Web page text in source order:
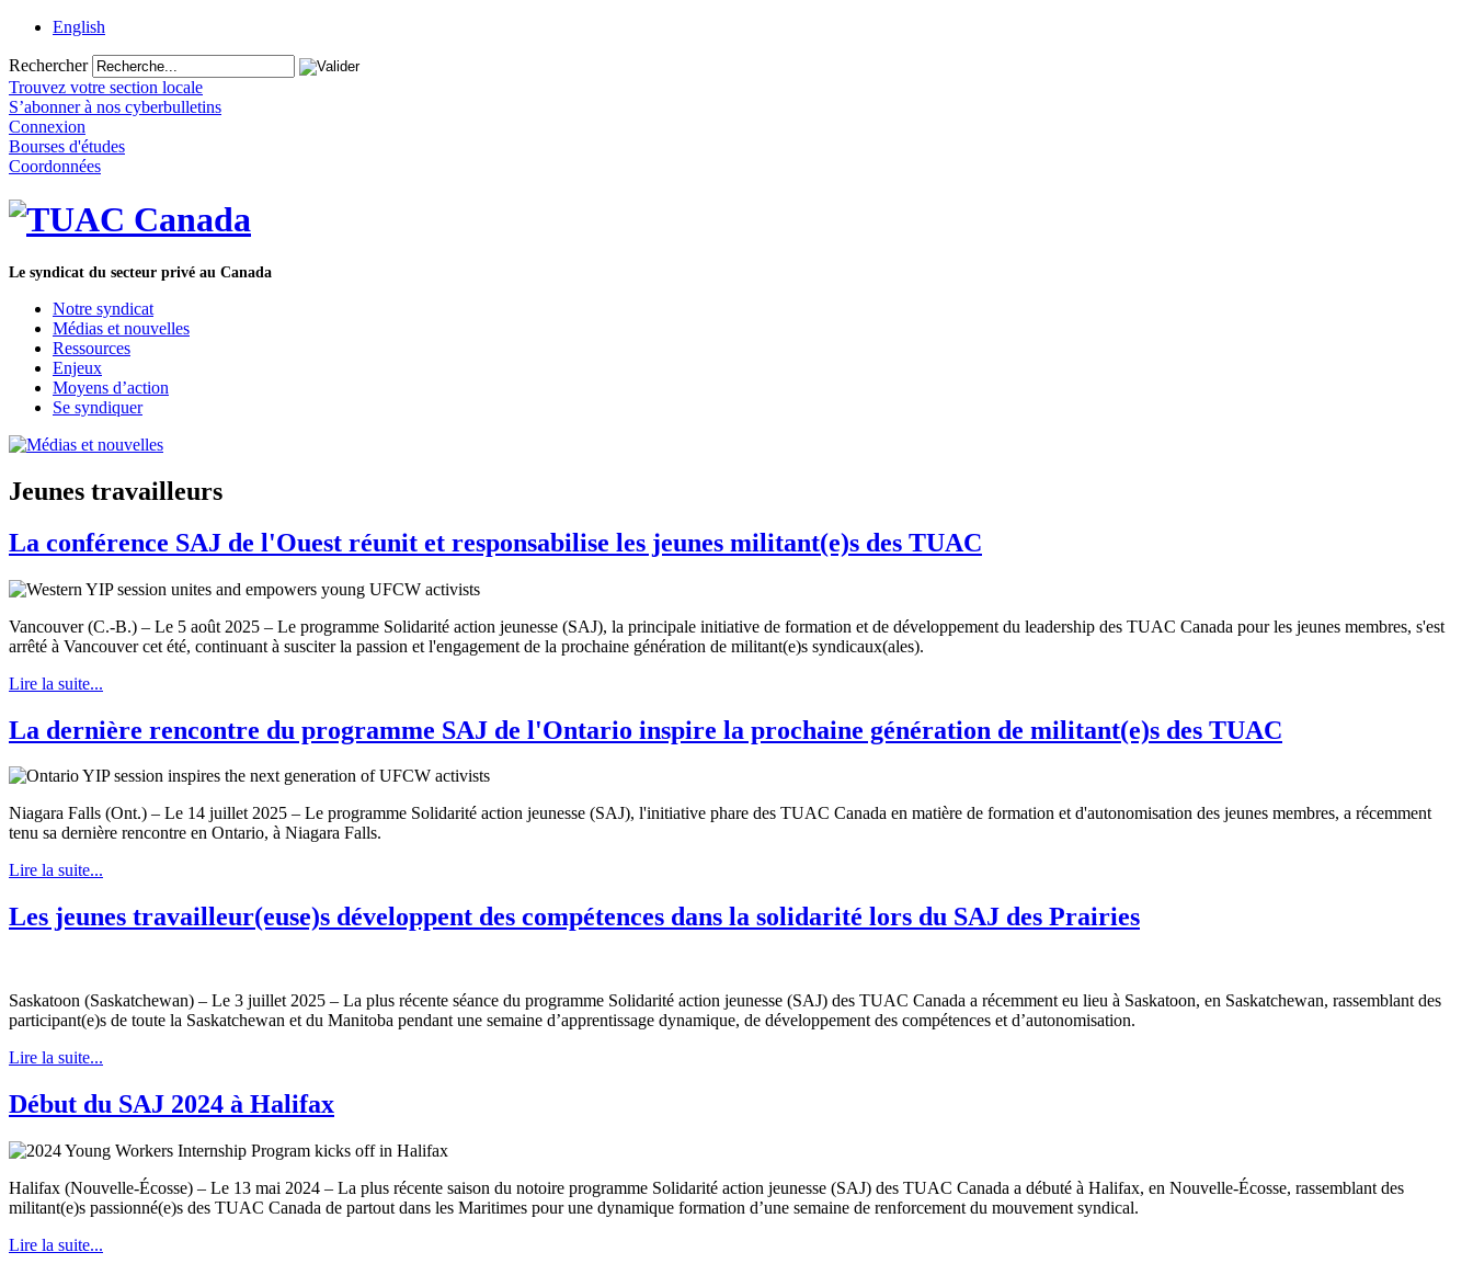
English
Rechercher
Trouvez votre section locale
S’abonner à nos cyberbulletins
Connexion
Bourses d'études
Coordonnées
Le syndicat du secteur privé au Canada
Notre syndicat
Médias et nouvelles
Ressources
Enjeux
Moyens d’action
Se syndiquer
Jeunes travailleurs
La conférence SAJ de l'Ouest réunit et responsabilise les jeunes militant(e)s des TUAC
Vancouver (C.-B.) – Le 5 août 2025 – Le programme Solidarité action jeunesse (SAJ), la principale initiative de formation et de développement du leadership des TUAC Canada pour les jeunes membres, s'est
arrêté à Vancouver cet été, continuant à susciter la passion et l'engagement de la prochaine génération de militant(e)s syndicaux(ales).
Lire la suite...
La dernière rencontre du programme SAJ de l'Ontario inspire la prochaine génération de militant(e)s des TUAC
Niagara Falls (Ont.) – Le 14 juillet 2025 – Le programme Solidarité action jeunesse (SAJ), l'initiative phare des TUAC Canada en matière de formation et d'autonomisation des jeunes membres, a récemment
tenu sa dernière rencontre en Ontario, à Niagara Falls.
Lire la suite...
Les jeunes travailleur(euse)s développent des compétences dans la solidarité lors du SAJ des Prairies
Saskatoon (Saskatchewan) – Le 3 juillet 2025 – La plus récente séance du programme Solidarité action jeunesse (SAJ) des TUAC Canada a récemment eu lieu à Saskatoon, en Saskatchewan, rassemblant des
participant(e)s de toute la Saskatchewan et du Manitoba pendant une semaine d’apprentissage dynamique, de développement des compétences et d’autonomisation.
Lire la suite...
Début du SAJ 2024 à Halifax
Halifax (Nouvelle-Écosse) – Le 13 mai 2024 – La plus récente saison du notoire programme Solidarité action jeunesse (SAJ) des TUAC Canada a débuté à Halifax, en Nouvelle-Écosse, rassemblant des
militant(e)s passionné(e)s des TUAC Canada de partout dans les Maritimes pour une dynamique formation d’une semaine de renforcement du mouvement syndical.
Lire la suite...